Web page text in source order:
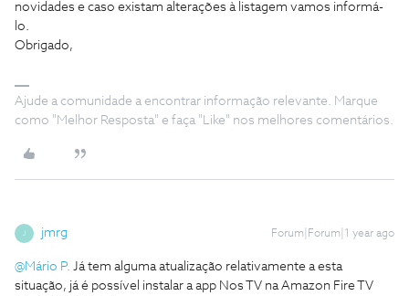
novidades e caso existam alterações à listagem vamos informá-
lo.
Obrigado,
Ajude a comunidade a encontrar informação relevante. Marque
como "Melhor Resposta" e faça "Like" nos melhores comentários.
jmrg Forum|Forum|1 year ago
@Mário P. Já tem alguma atualização relativamente a esta
situação, já é possível instalar a app Nos TV na Amazon Fire TV